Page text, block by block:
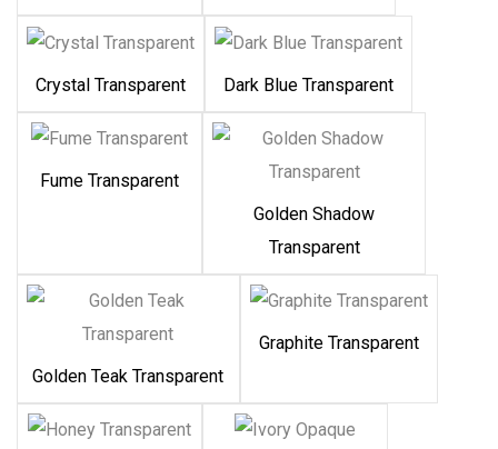
Crystal Transparent Dark Blue Transparent
Fume Transparent
Golden Shadow
Transparent
Golden Teak Transparent
Graphite Transparent